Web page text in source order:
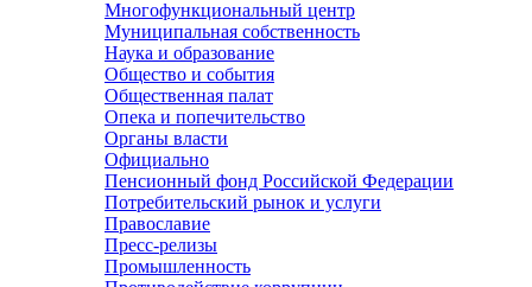
Многофункциональный центр
Муниципальная собственность
Наука и образование
Общество и события
Общественная палат
Опека и попечительство
Органы власти
Официально
Пенсионный фонд Российской Федерации
Потребительский рынок и услуги
Православие
Пресс-релизы
Промышленность